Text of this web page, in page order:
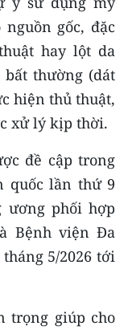
gốc, đặc
hay lột da
bất thường (dát
hiện thủ thuật,
xử lý kịp thời.
đề cập trong
quốc lần thứ 9
ương phối hợp
Bệnh viện Đa
5/2026 tới
trọng giúp cho